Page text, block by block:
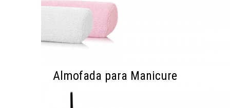
Almofada para Manicure